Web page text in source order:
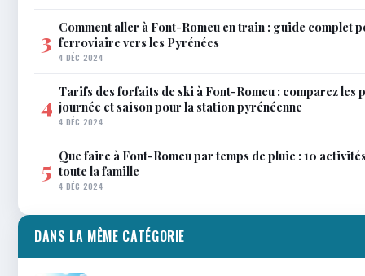
3 Comment aller à Font-Romeu en train : guide complet
ferroviaire vers les Pyrénées
4 DÉC 2024
4 Tarifs des forfaits de ski à Font-Romeu : comparez les
journée et saison pour la station pyrénéenne
4 DÉC 2024
5 Que faire à Font-Romeu par temps de pluie : 10
toute la famille
4 DÉC 2024
DANS LA MÊME CATÉGORIE